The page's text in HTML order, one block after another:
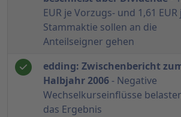
EUR je Vorzugs- und 1,61 EUR
Stammaktie sollen an die
Anteilseigner gehen
edding: Zwischenbericht
Halbjahr 2006- Negative
Wechselkurseinflüsse
das Ergebnis